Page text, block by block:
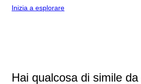
Inizia a esplorare
Hai qualcosa di simile